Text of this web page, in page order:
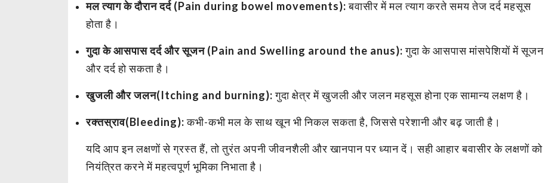
मल त्याग के दौरान दर्द (Pain during bowel movements):बवासीर में मल त्याग करते समय तेज दर्द महसूस
होता है।
गुदा के आसपास दर्द और सूजन (Pain and Swelling around the anus):गुदा के आसपास मांसपेशियों में सूजन
और दर्द हो सकता है।
खुजली और जलन(Itching and burning):गुदा क्षेत्र में खुजली और जलन महसूस होना एक सामान्य लक्षण है।
रक्तस्राव(Bleeding):कभी-कभी मल के साथ खून भी निकल सकता है, जिससे परेशानी और बढ़ जाती है।
यदि आप इन लक्षणों से ग्रस्त हैं, तो तुरंत अपनी जीवनशैली और खानपान पर ध्यान दें। सही आहार बवासीर के लक्षणों को
नियंत्रित करने में महत्वपूर्ण भूमिका निभाता है।